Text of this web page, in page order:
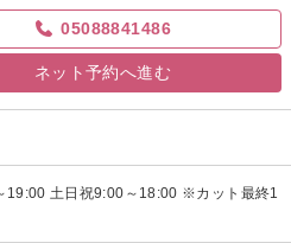
05088841486
ネット予約へ進む
19:00 土日祝9:00～18:00 ※カット最終1